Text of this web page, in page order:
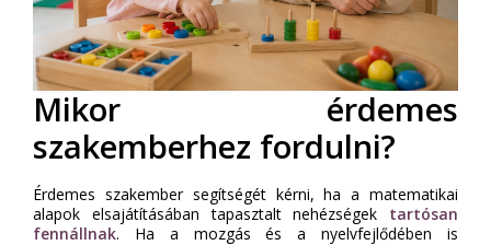
Mikor érdemes
szakemberhez fordulni?
Érdemes szakember segítségét kérni, ha a matematikai
alapok elsajátításában tapasztalt nehézségek tartósan
fennállnak. Ha a mozgás és a nyelvfejlődében is